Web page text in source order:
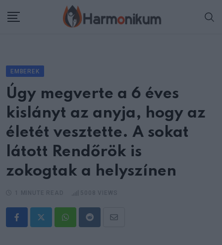
EMBEREK
Úgy megverte a 6 éves
kislányt az anyja, hogy az
életét vesztette. A sokat
látott Rendőrök is
zokogtak a helyszínen
WhatsappRedditShare